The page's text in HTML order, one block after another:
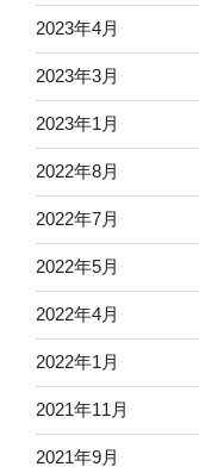
2023年4月
2023年3月
2023年1月
2022年8月
2022年7月
2022年5月
2022年4月
2022年1月
2021年11月
2021年9月